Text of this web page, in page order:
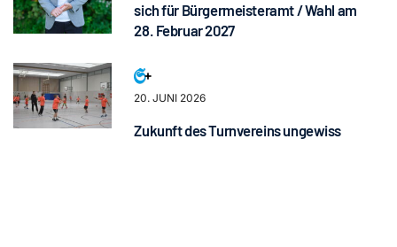
sich für Bürgermeisteramt / Wahl am
28. Februar 2027
20. JUNI 2026
Zukunft des Turnvereins ungewiss